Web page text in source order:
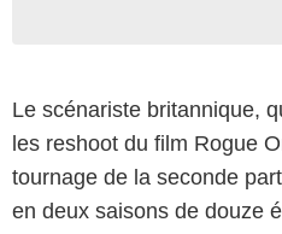
Le scénariste britannique,
les reshoot du film Rogue
tournage de la seconde
en deux saisons de douze